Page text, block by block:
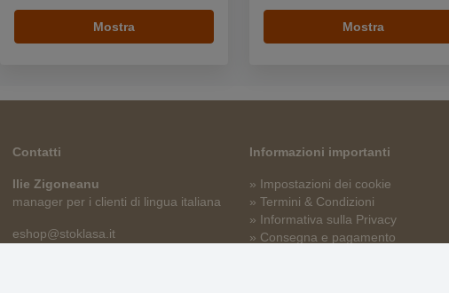
Mostra Mostra
Contatti
Ilie Zigoneanu
manager per i clienti di lingua italiana
eshop@stoklasa.it
Informazioni importanti
» Impostazioni dei cookie
» Termini & Condizioni
» Informativa sulla Privacy
» Consegna e pagamento